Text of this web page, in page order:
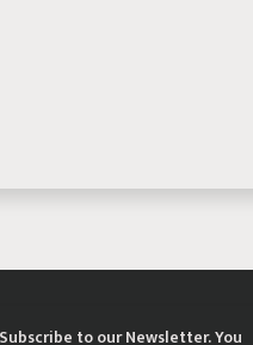
Subscribe to our Newsletter. You